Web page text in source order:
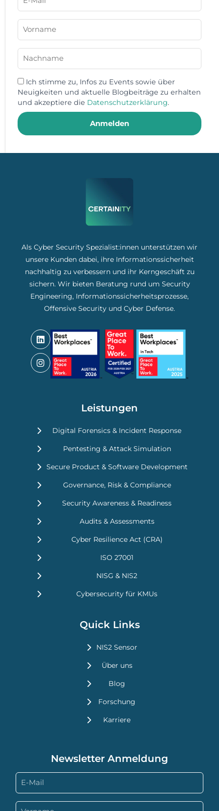
Ich stimme zu, Infos zu Events sowie über
Neuigkeiten und aktuelle Blogbeiträge zu erhalten
und akzeptiere die Datenschutzerklärung.
Anmelden
Als Cyber Security Spezialist:innen unterstützen wir
unsere Kunden dabei, ihre Informationssicherheit
nachhaltig zu verbessern und ihr Kerngeschäft zu
sichern. Wir bieten Beratung rund um Security
Engineering, Informationssicherheitsprozesse,
Offensive Security und Cyber Defense.
Leistungen
Digital Forensics & Incident Response
Pentesting & Attack Simulation
Secure Product & Software Development
Governance, Risk & Compliance
Security Awareness & Readiness
Audits & Assessments
Cyber Resilience Act (CRA)
ISO 27001
NISG & NIS2
Cybersecurity für KMUs
Quick Links
NIS2 Sensor
Über uns
Blog
Forschung
Karriere
Newsletter Anmeldung